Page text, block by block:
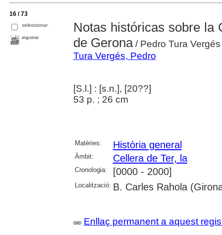
16 / 73
seleccionar
imprimir
Notas históricas sobre la
de Gerona/ Pedro Tura Vergés
Tura Vergés, Pedro
[S.l.] : [s.n.], [20??]
53 p. ; 26 cm
Matèries: Història general
Àmbit: Cellera de Ter, la
Cronologia: [0000 - 2000]
Localització: B. Carles Rahola
Enllaç permanent a aquest